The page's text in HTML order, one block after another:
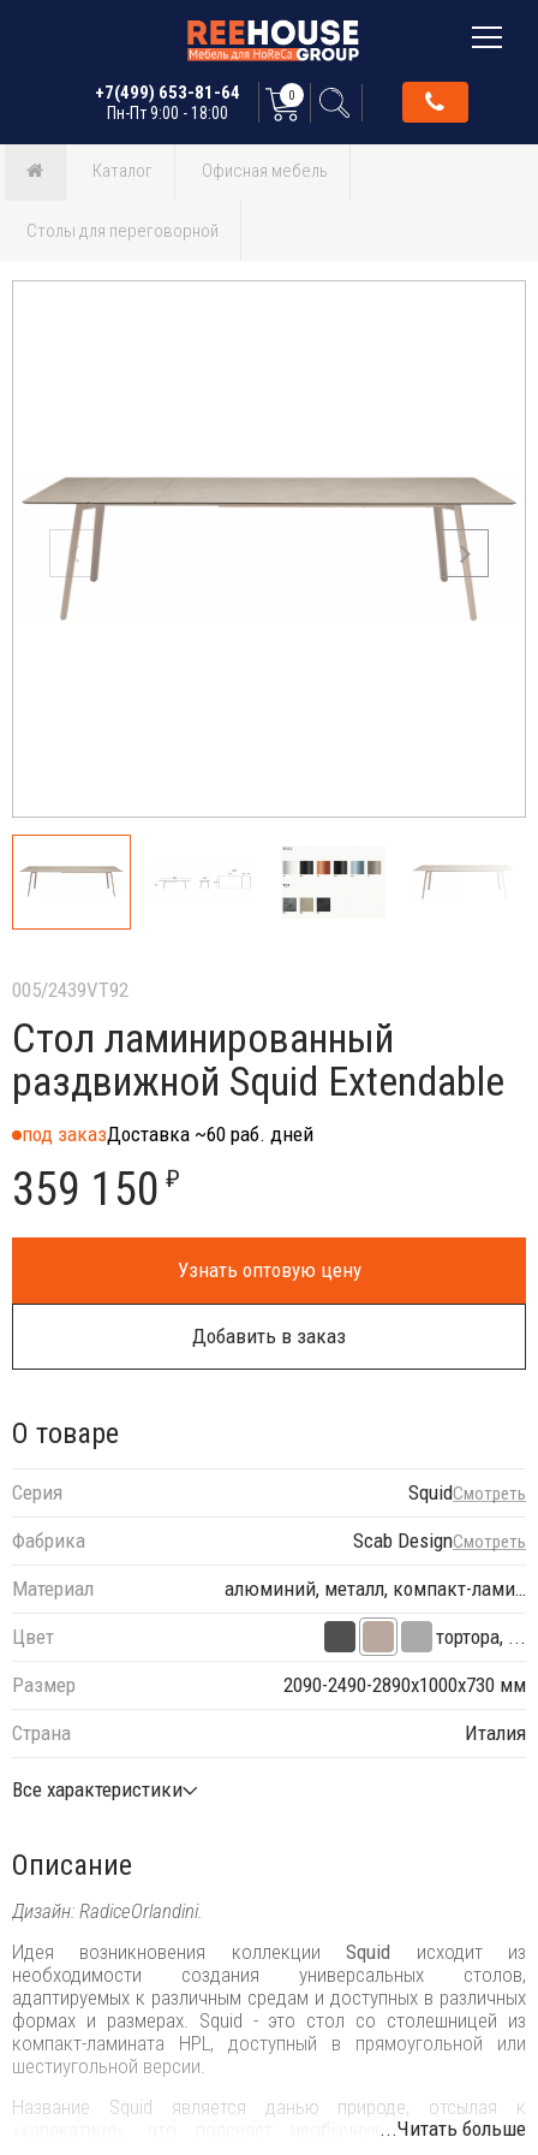
+7(499) 653-81-64
Пн-Пт 9:00 - 18:00
0
Каталог Офисная мебель
Столы для переговорной
005/2439VT92
Стол ламинированный
раздвижной Squid Extendable
под заказДоставка ~60 раб. дней
359 150 ₽
Узнать оптовую цену
Добавить в заказ
О товаре
Серия SquidСмотреть
Фабрика Scab DesignСмотреть
Материал
алюминий, металл, компакт-лами…
Цвет
тортора, ...
Размер
2090-2490-2890х1000х730 мм
Страна
Италия
Все характеристики
Описание
Дизайн: RadiceOrlandini.
Идея возникновения коллекцииSquid исходит из
необходимости создания универсальных столов,
адаптируемых к различным средам и доступных в различных
формах и размерах. Squid - это стол со столешницей из
компакт-ламината HPL, доступный в прямоугольной или
шестиугольной версии.
Название Squid является данью природе, отсылая к
«каракатице», что поясняет необычную форму литых
...Читать больше